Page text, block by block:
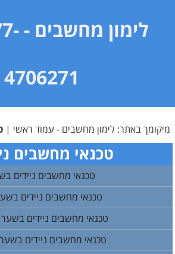
לימון מחשבים
4706271
מיקומך באתר:לימון מחשבים - עמוד ראשי |
טכנאי מחשבים
טכנאי מחשבים ניידים
טכנאי מחשבים ניידים
טכנאי מחשבים ניידים
טכנאי מחשבים ניידים